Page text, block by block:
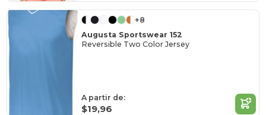
+8
Augusta Sportswear 152
Reversible Two Color Jersey
A partir de:
$19,96